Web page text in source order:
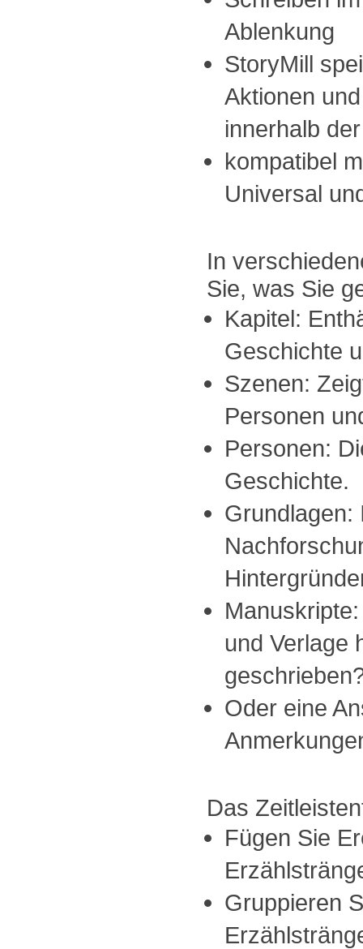
Ablenkung
StoryMill
Aktionen
innerhalb
kompatibel
Universal
In
Sie, was Sie
Kapitel:
Geschichte
Szenen:
Personen
Personen:
Geschichte.
Grundlagen:
und Verlage
Oder eine
Das
Fügen Sie
Gruppieren